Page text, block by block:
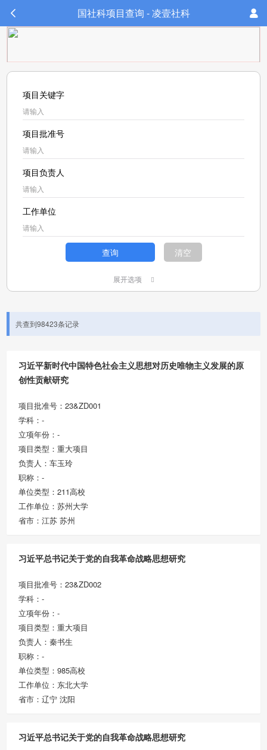
国社科项目查询 - 凌壹社科
项目关键字
项目批准号
项目负责人
工作单位
查询 清空
展开选项
共查到98423条记录
习近平新时代中国特色社会主义思想对历史唯物主义发展的原
创性贡献研究
项目批准号：23&ZD001
学科：-
立项年份：-
项目类型：重大项目
负责人：车玉玲
职称：-
单位类型：211高校
工作单位：苏州大学
省市：江苏 苏州
习近平总书记关于党的自我革命战略思想研究
项目批准号：23&ZD002
学科：-
立项年份：-
项目类型：重大项目
负责人：秦书生
职称：-
单位类型：985高校
工作单位：东北大学
省市：辽宁 沈阳
习近平总书记关于党的自我革命战略思想研究